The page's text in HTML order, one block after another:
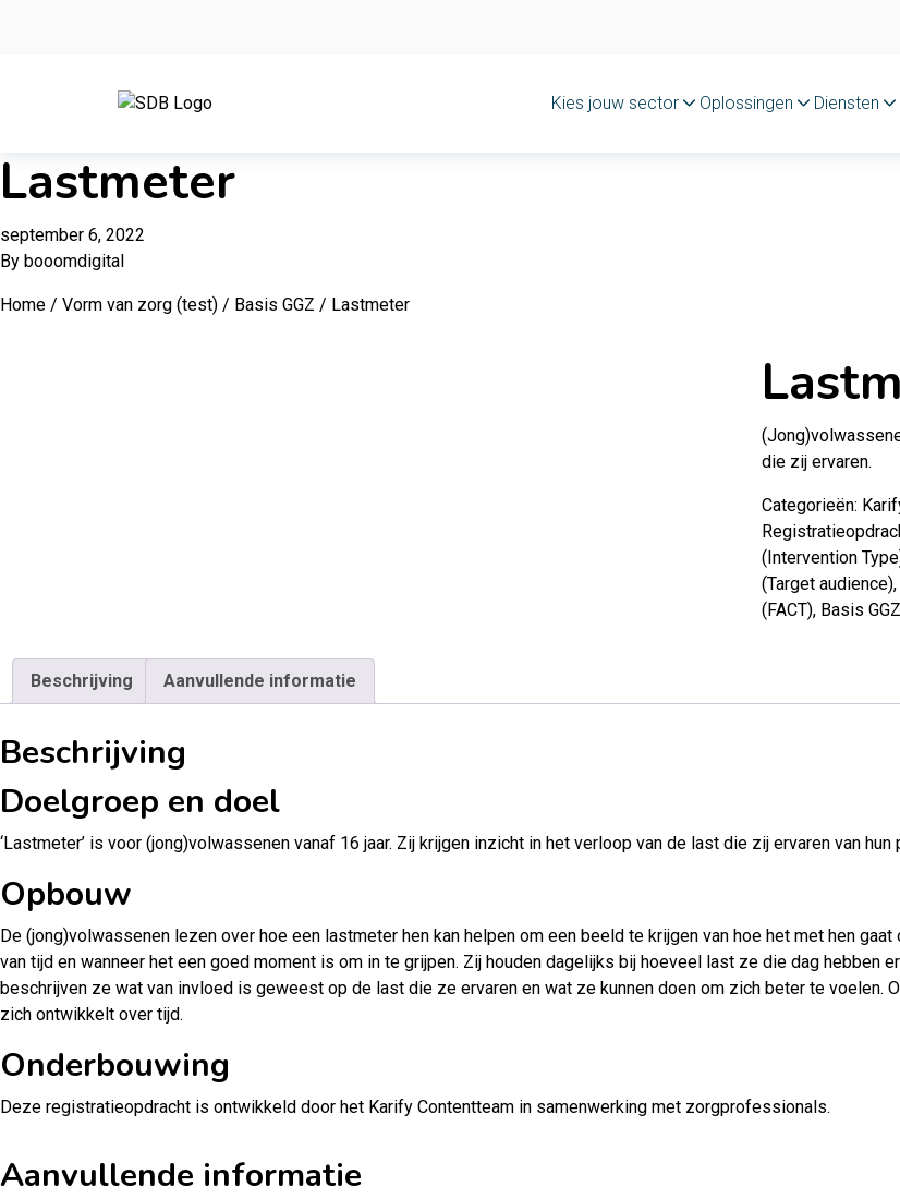
Kies jouw sector Oplossingen Diensten
Lastmeter
september 6, 2022
By booomdigital
Home / Vorm van zorg (test) / Basis GGZ / Lastmeter
die zij ervaren.
Categorieën:
(Intervention
(Target audience),
(FACT), Basis GGZ
Beschrijving Aanvullende informatie
Beschrijving
Doelgroep en doel
‘Lastmeter’ is voor (jong)volwassenen vanaf 16 jaar. Zij krijgen inzicht in het verloop van de last die zij ervaren van
Opbouw
De (jong)volwassenen lezen over hoe een lastmeter hen kan helpen om een beeld te krijgen van hoe het met hen
van tijd en wanneer het een goed moment is om in te grijpen. Zij houden dagelijks bij hoeveel last ze die dag hebben
beschrijven ze wat van invloed is geweest op de last die ze ervaren en wat ze kunnen doen om zich beter te voelen.
zich ontwikkelt over tijd.
Onderbouwing
Deze registratieopdracht is ontwikkeld door het Karify Contentteam in samenwerking met zorgprofessionals.
Aanvullende informatie